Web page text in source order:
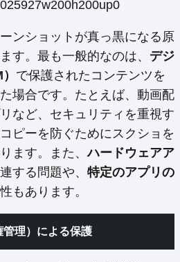
ンショットが真っ黒になる原
す。最も一般的なのは、 デジ
で保護されたコンテンツを
場合です。たとえば、動画配
など、セキュリティを重視す
ピーを防ぐためにスクショを
ます。また、ハードウェアア
する問題や、 特定のアプリの
もあります。
管理）による保護